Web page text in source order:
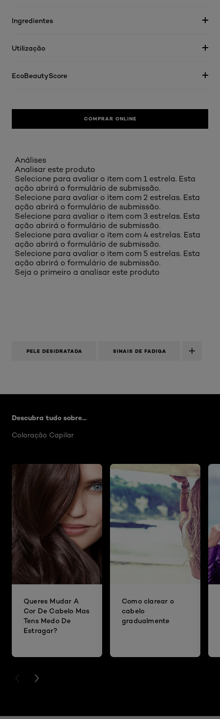
Ingredientes
Utilização
EcoBeautyScore
COMPRAR ONLINE
Análises
Analisar este produto
Selecione para avaliar o item com 1 estrela. Esta
ação abrirá o formulário de submissão.
Selecione para avaliar o item com 2 estrelas. Esta
ação abrirá o formulário de submissão.
Selecione para avaliar o item com 3 estrelas. Esta
ação abrirá o formulário de submissão.
Selecione para avaliar o item com 4 estrelas. Esta
ação abrirá o formulário de submissão.
Selecione para avaliar o item com 5 estrelas. Esta
ação abrirá o formulário de submissão.
Seja o primeiro a analisar este produto
PELE DESIDRATADA SINAIS DE FADIGA
Descubra tudo sobre...
Coloração Capilar
Queres Mudar A
Cor De Cabelo Mas
Tens Medo De
Estragar?
Como clarear o
cabelo
gradualmente
PREVIOUS CARD
NEXT CARD